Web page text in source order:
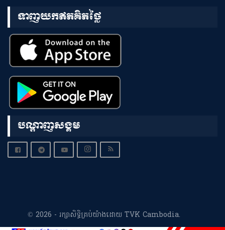
ទាញយកឥតគិតថ្លៃ
បណ្តាញសង្គម
© 2026 - រក្សាសិទ្ធិគ្រប់យ៉ាងដោយ TVK Cambodia.